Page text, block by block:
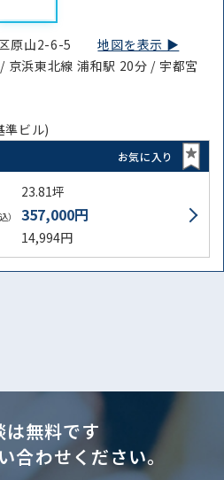
区原山2-6-5地図を表示 ▶︎
京浜東北線 浦和駅 20分 / 宇都宮
準ビル)
お気に入り
23.81坪
） 357,000円
14,994円
は無料です
合わせください。